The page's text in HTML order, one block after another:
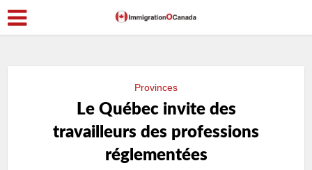
Provinces
Le Québec invite des
travailleurs des professions
réglementées